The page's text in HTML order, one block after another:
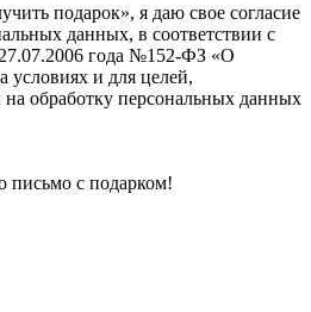
подарок», я даю свое согласие
данных, в соответствии с
года №152-ФЗ «О
условиях и для целей,
обработку персональных данных
письмо с подарком!